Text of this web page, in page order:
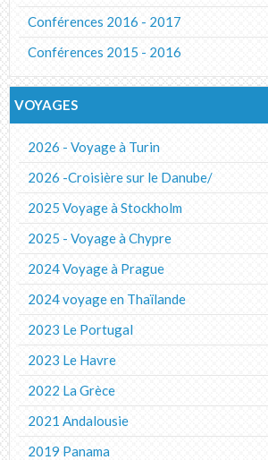
Conférences 2016 - 2017
Conférences 2015 - 2016
VOYAGES
2026 - Voyage à Turin
2026 -Croisière sur le Danube/
2025 Voyage à Stockholm
2025 - Voyage à Chypre
2024 Voyage à Prague
2024 voyage en Thaïlande
2023 Le Portugal
2023 Le Havre
2022 La Grèce
2021 Andalousie
2019 Panama